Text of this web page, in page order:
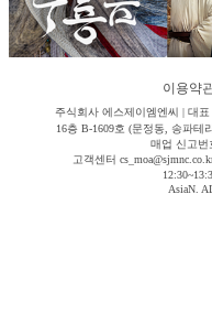
이용약
주식회사 에스제이엠엔씨 | 대
16층 B-1609호 (문정동, 송파테
매업 신고번
고객센터
AsiaN.